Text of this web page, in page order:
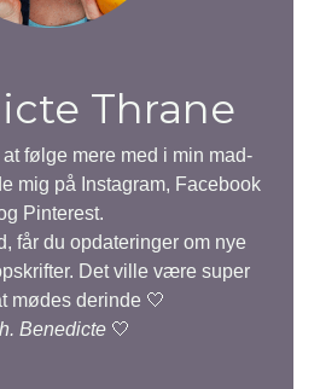
Thrane
følge mere med i min mad-
mig på Instagram, Facebook
Pinterest.
får du opdateringer om nye
Det ville være super
mødes derinde 🤍
Benedicte🤍